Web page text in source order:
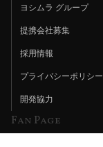
ヨシムラ グループ
提携会社募集
採用情報
プライバシーポリシー
開発協力
Fan Page